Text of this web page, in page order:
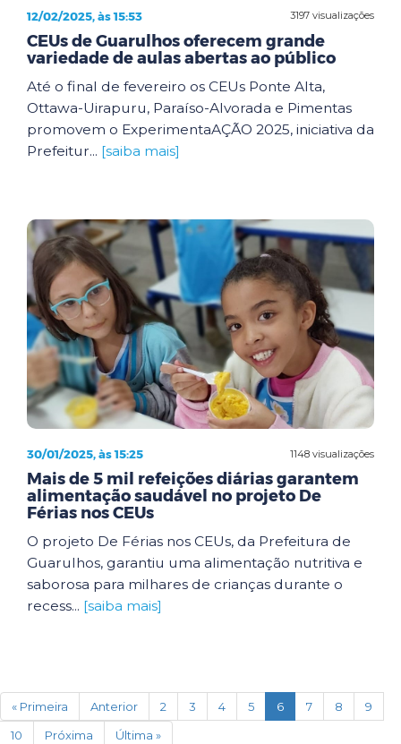
3197 visualizações
12/02/2025, às 15:53
CEUs de Guarulhos oferecem grande
variedade de aulas abertas ao público
Até o final de fevereiro os CEUs Ponte Alta,
Ottawa-Uirapuru, Paraíso-Alvorada e Pimentas
promovem o ExperimentaAÇÃO 2025, iniciativa da
Prefeitur... [saiba mais]
1148 visualizações
30/01/2025, às 15:25
Mais de 5 mil refeições diárias garantem
alimentação saudável no projeto De
Férias nos CEUs
O projeto De Férias nos CEUs, da Prefeitura de
Guarulhos, garantiu uma alimentação nutritiva e
saborosa para milhares de crianças durante o
recess... [saiba mais]
« Primeira Anterior 2 3 4 5 6(current)
7 8
9
10
Próxima Última »